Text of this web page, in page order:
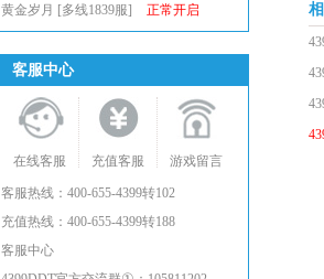
黄金岁月 [多线1839服]
正常开启
客服中心
在线客服 充值客服 游戏留言
客服热线：400-655-4399转102
充值热线：400-655-4399转188
客服中心